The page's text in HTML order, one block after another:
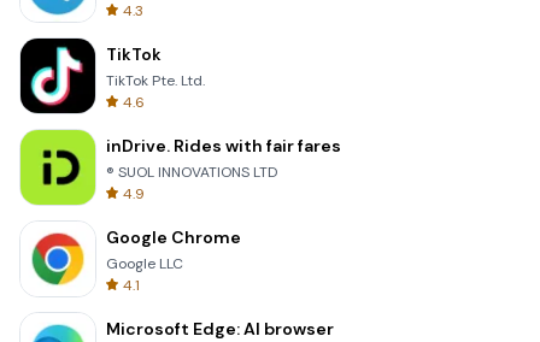
4.3
TikTok
TikTok Pte. Ltd.
4.6
inDrive. Rides with fair fares
® SUOL INNOVATIONS LTD
4.9
Google Chrome
Google LLC
4.1
Microsoft Edge: AI browser